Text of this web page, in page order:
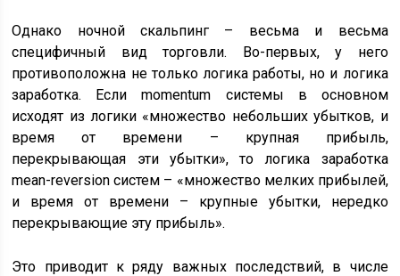
Однако ночной скальпинг – весьма и весьма
специфичный вид торговли. Во-первых, у него
противоположна не только логика работы, но и логика
заработка. Если momentum системы в основном
исходят из логики «множество небольших убытков, и
время от времени – крупная прибыль,
перекрывающая эти убытки», то логика заработка
mean-reversion систем – «множество мелких прибылей,
и время от времени – крупные убытки, нередко
перекрывающие эту прибыль».
Это приводит к ряду важных последствий, в числе